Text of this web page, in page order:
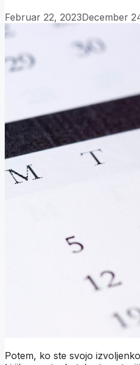
Februar 22, 2023December
Potem, ko ste svojo